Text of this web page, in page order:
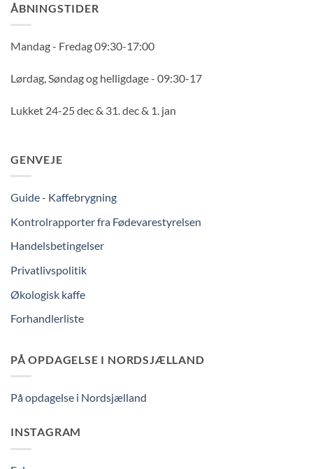
ÅBNINGSTIDER
Mandag - Fredag 09:30-17:00
Lørdag, Søndag og helligdage - 09:30-17
Lukket 24-25 dec & 31. dec & 1. jan
GENVEJE
Guide - Kaffebrygning
Kontrolrapporter fra Fødevarestyrelsen
Handelsbetingelser
Privatlivspolitik
Økologisk kaffe
Forhandlerliste
PÅ OPDAGELSE I NORDSJÆLLAND
På opdagelse i Nordsjælland
INSTAGRAM